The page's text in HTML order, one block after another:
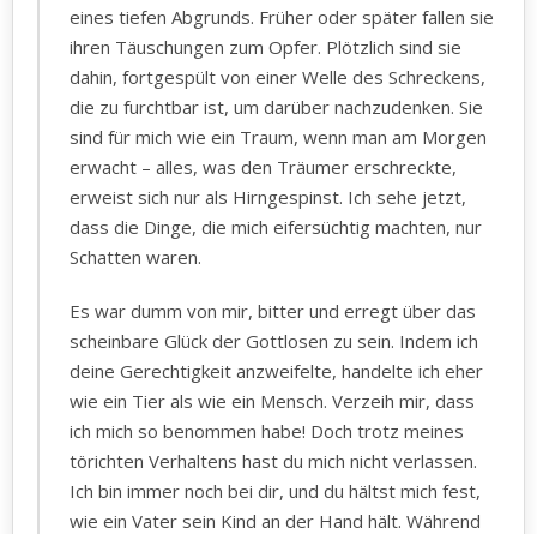
eines tiefen Abgrunds. Früher oder später fallen sie
ihren Täuschungen zum Opfer. Plötzlich sind sie
dahin, fortgespült von einer Welle des Schreckens,
die zu furchtbar ist, um darüber nachzudenken. Sie
sind für mich wie ein Traum, wenn man am Morgen
erwacht – alles, was den Träumer erschreckte,
erweist sich nur als Hirngespinst. Ich sehe jetzt,
dass die Dinge, die mich eifersüchtig machten, nur
Schatten waren.
Es war dumm von mir, bitter und erregt über das
scheinbare Glück der Gottlosen zu sein. Indem ich
deine Gerechtigkeit anzweifelte, handelte ich eher
wie ein Tier als wie ein Mensch. Verzeih mir, dass
ich mich so benommen habe! Doch trotz meines
törichten Verhaltens hast du mich nicht verlassen.
Ich bin immer noch bei dir, und du hältst mich fest,
wie ein Vater sein Kind an der Hand hält. Während